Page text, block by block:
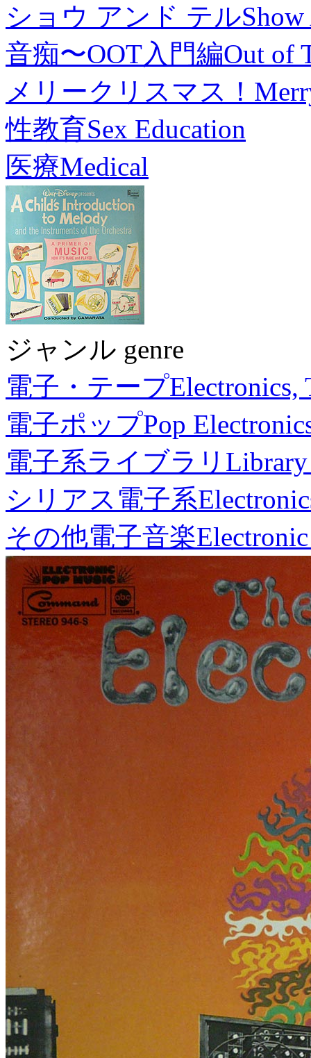
ショウ アンド テル
音痴〜OOT入門編Out of
メリークリスマス！
性教育Sex Education
医療Medical
ジャンル genre
電子・テープElectronics,
電子ポップPop
電子系ライブラリ
シリアス電子系
その他電子音楽